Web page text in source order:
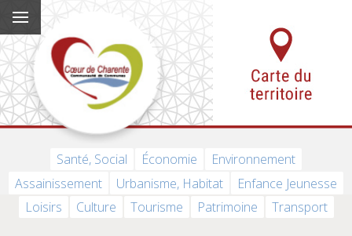
Santé, Social Économie
Environnement
Assainissement
Urbanisme, Habitat
Enfance Jeunesse
Loisirs
Culture Tourisme Patrimoine Transport